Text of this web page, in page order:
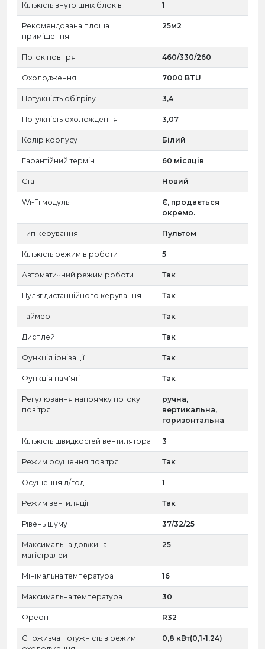
Кількість внутрішніх блоків 1
Рекомендована площа
приміщення
25м2
Поток повітря 460/330/260
Охолодження 7000 BTU
Потужність обігріву 3,4
Потужність охолождення 3,07
Колір корпусу Білий
Гарантійний термін 60 місяців
Стан Новий
Wi-Fi модуль
Є, продається
окремо.
Тип керування Пультом
Кількість режимів роботи 5
Автоматичний режим роботи Так
Пульт дистанційного керування Так
Таймер Так
Дисплей Так
Функція іонізації Так
Функція пам'яті Так
Регулювання напрямку потоку
повітря
ручна,
вертикальна,
горизонтальна
Кількість швидкостей вентилятора 3
Режим осушення повітря Так
Осушення л/год 1
Режим вентиляції Так
Рівень шуму 37/32/25
Максимальна довжина
магістралей
25
Мінімальна температура 16
Максимальна температура 30
Фреон R32
Споживча потужність в режимі
0,8 кВт(0,1-1,24)